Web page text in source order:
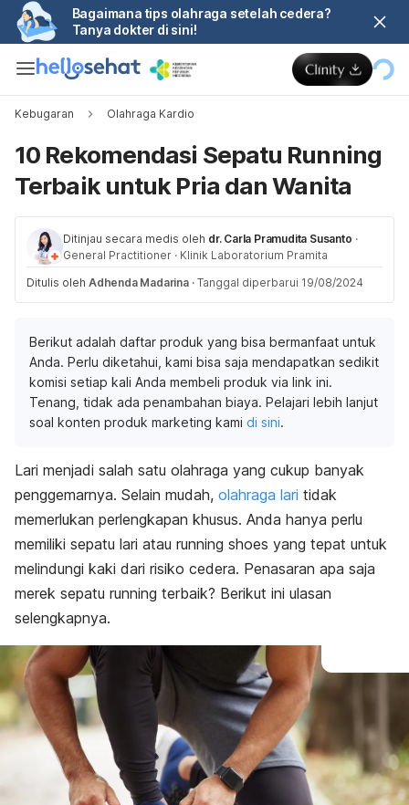
Bagaimana tips olahraga setelah cedera?
Tanya dokter di sini!
Kebugaran Olahraga Kardio
10 Rekomendasi Sepatu Running
Terbaik untuk Pria dan Wanita
Ditinjau secara medis oleh dr. Carla Pramudita Susanto ·
General Practitioner · Klinik Laboratorium Pramita
Ditulis oleh Adhenda Madarina · Tanggal diperbarui 19/08/2024
Berikut adalah daftar produk yang bisa bermanfaat untuk
Anda. Perlu diketahui, kami bisa saja mendapatkan sedikit
komisi setiap kali Anda membeli produk via link ini.
Tenang, tidak ada penambahan biaya. Pelajari lebih lanjut
soal konten produk marketing kami di sini.
Lari menjadi salah satu olahraga yang cukup banyak
penggemarnya. Selain mudah, olahraga lari tidak
memerlukan perlengkapan khusus. Anda hanya perlu
memiliki sepatu lari atau running shoes yang tepat untuk
melindungi kaki dari risiko cedera. Penasaran apa saja
merek sepatu running terbaik? Berikut ini ulasan
selengkapnya.